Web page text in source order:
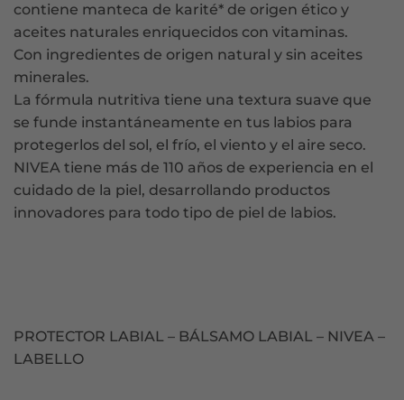
contiene manteca de karité* de origen ético y
aceites naturales enriquecidos con vitaminas.
Con ingredientes de origen natural y sin aceites
minerales.
La fórmula nutritiva tiene una textura suave que
se funde instantáneamente en tus labios para
protegerlos del sol, el frío, el viento y el aire seco.
NIVEA tiene más de 110 años de experiencia en el
cuidado de la piel, desarrollando productos
innovadores para todo tipo de piel de labios.
PROTECTOR LABIAL – BÁLSAMO LABIAL – NIVEA –
LABELLO